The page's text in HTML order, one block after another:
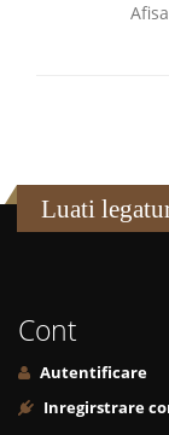
Luati
Cont
Autentificare
Inregirstrare